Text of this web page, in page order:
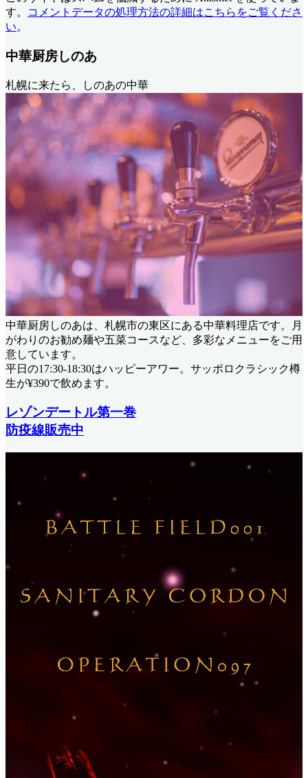
す。
コメントデータの処理方法の詳細はこちらをご覧くださ
い。
中華厨房しのあ
札幌に来たら、しのあの中華
中華厨房しのあは、札幌市の東区にある中華料理店です。月
がわりのお勧め麺や五菜コースなど、多彩なメニューをご用
意しています。
平日の17:30-18:30はハッピーアワー。サッポロクラシック樽
生が¥390で飲めます。
レゾンデートル第一巻
防疫線販売中